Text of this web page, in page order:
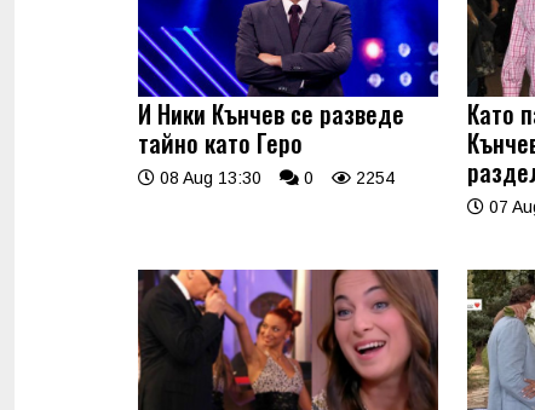
И Ники Кънчев се разведе
тайно като Геро
08 Aug 13:30 0 2254
Като
07